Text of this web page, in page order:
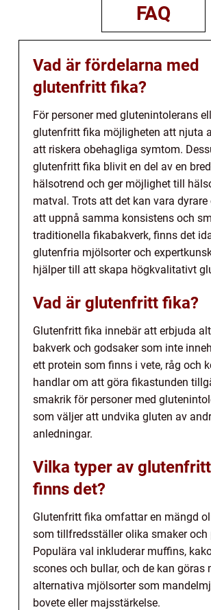
FAQ
Vad är fördelarna med
glutenfritt fika?
För personer med glutenintolerans
glutenfritt fika möjligheten att njuta
att riskera obehagliga symtom.
glutenfritt fika blivit en del av en
hälsotrend och ger möjlighet till
matval. Trots att det kan vara dyrare
att uppnå samma konsistens och
traditionella fikabakverk, finns det
glutenfria mjölsorter och
hjälper till att skapa högkvalitativt
Vad är glutenfritt fika?
Glutenfritt fika innebär att erbjuda
bakverk och godsaker som inte
ett protein som finns i vete, råg och
handlar om att göra fikastunden
smakrik för personer med
som väljer att undvika gluten av
anledningar.
Vilka typer av
finns det?
Glutenfritt fika omfattar en mängd
som tillfredsställer olika smaker och
Populära val inkluderar muffins,
scones och bullar, och de kan göras
alternativa mjölsorter som
bovete eller majsstärkelse.